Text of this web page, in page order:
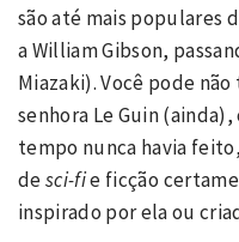
são até mais populares
a William Gibson,
Miazaki). Você pode
senhora Le Guin
tempo nunca havia
desci-fie ficção
inspirado por ela ou